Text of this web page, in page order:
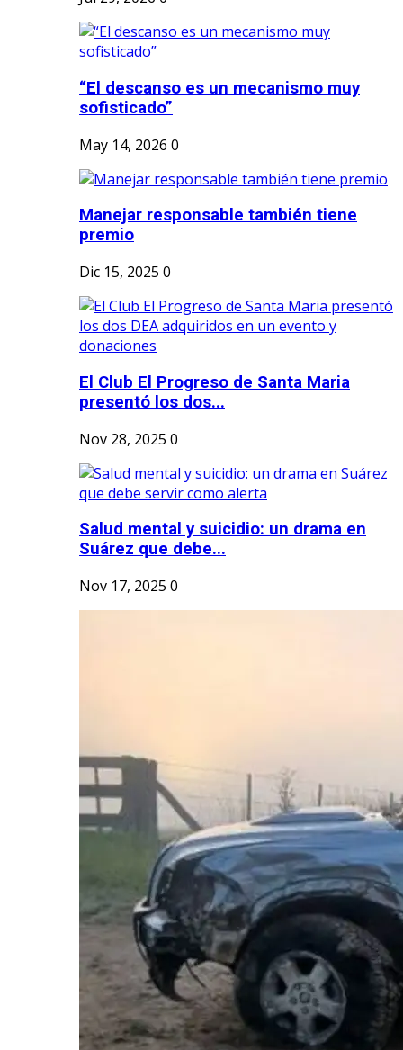
“El descanso es un mecanismo muy
sofisticado”
May 14, 2026 0
Manejar responsable también tiene
premio
Dic 15, 2025 0
El Club El Progreso de Santa Maria
presentó los dos...
Nov 28, 2025 0
Salud mental y suicidio: un drama en
Suárez que debe...
Nov 17, 2025 0